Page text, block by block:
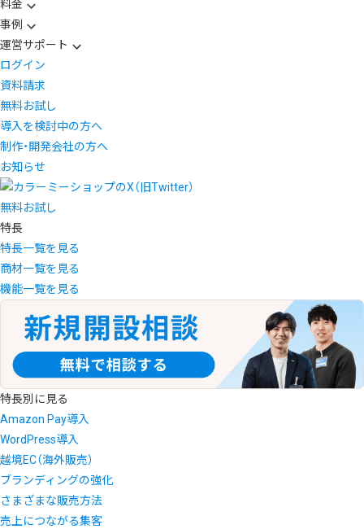
料金
事例
運営サポート
ログイン
資料請求
無料お試し
導入を検討中の方へ
制作・開発会社の方へ
お知らせ
無料お試し
特長
特長一覧を見る
商材一覧を見る
機能一覧を見る
特長別に見る
Amazon Pay導入
WordPress導入
越境EC（海外販売）
ブランディングの強化
さまざまな販売方法
売上につながる集客